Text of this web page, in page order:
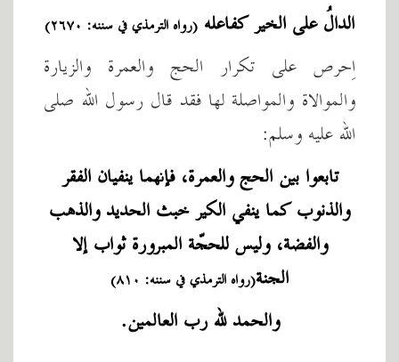
الدالُ على الخير كفاعله (رواه الترمذي في سننه: ٢٦٧٠)
اِحرص على تكرار الحج والعمرة والزيارة
والموالاة والمواصلة لها فقد قال رسول الله صلى
الله عليه وسلم:
تابعوا بين الحج والعمرة، فإنهما ينفيان الفقر
والذنوب كما ينفي الكير خبث الحديد والذهب
والفضة، وليس للحجّة المبرورة ثواب إلا
الجنة(رواه الترمذي في سننه: ٨١٠)
والحمد لله رب العالمين.